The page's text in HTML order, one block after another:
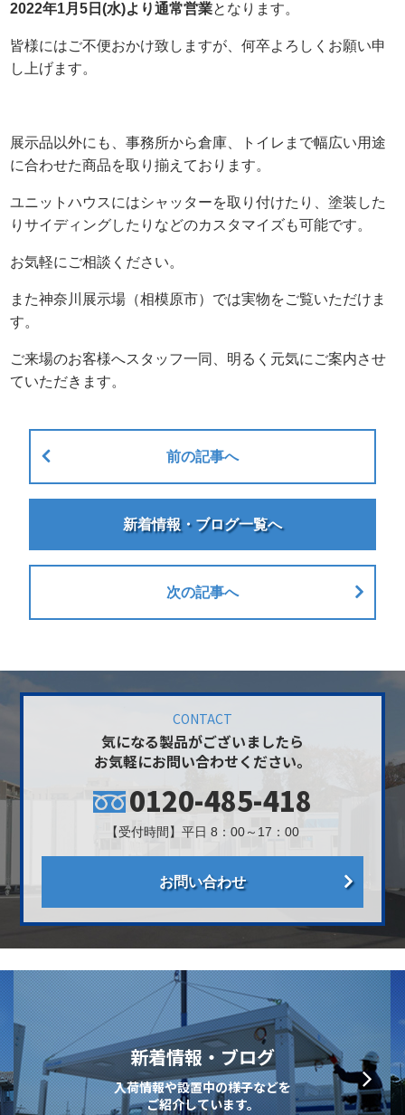
2022年1月5日(水)より通常営業となります。
皆様にはご不便おかけ致しますが、何卒よろしくお願い申
し上げます。
展示品以外にも、事務所から倉庫、トイレまで幅広い用途
に合わせた商品を取り揃えております。
ユニットハウスにはシャッターを取り付けたり、塗装した
りサイディングしたりなどのカスタマイズも可能です。
お気軽にご相談ください。
また神奈川展示場（相模原市）では実物をご覧いただけま
す。
ご来場のお客様へスタッフ一同、明るく元気にご案内させ
ていただきます。
前の記事へ
新着情報・ブログ一覧へ
次の記事へ
CONTACT
気になる製品がございましたら
お気軽にお問い合わせください。
0120-485-418
【受付時間】平日 8：00～17：00
お問い合わせ
新着情報・ブログ
入荷情報や設置中の様子などを
ご紹介しています。